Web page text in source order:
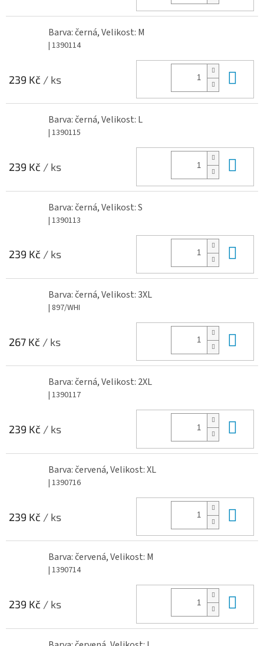
Barva: černá, Velikost: M
| 1390114
239 Kč / ks
Barva: černá, Velikost: L
| 1390115
239 Kč / ks
Barva: černá, Velikost: S
| 1390113
239 Kč / ks
Barva: černá, Velikost: 3XL
| 897/WHI
267 Kč / ks
Barva: černá, Velikost: 2XL
| 1390117
239 Kč / ks
Barva: červená, Velikost: XL
| 1390716
239 Kč / ks
Barva: červená, Velikost: M
| 1390714
239 Kč / ks